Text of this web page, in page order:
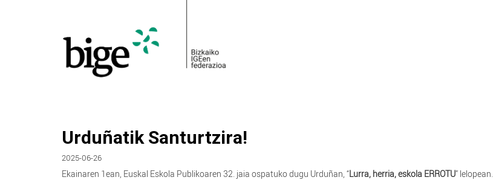
Urduñatik Santurtzira!
2025-06-26
Ekainaren 1ean, Euskal Eskola Publikoaren 32. jaia ospatuko dugu Urduñan, “Lurra, herria, eskola ERROTU” lelopean.